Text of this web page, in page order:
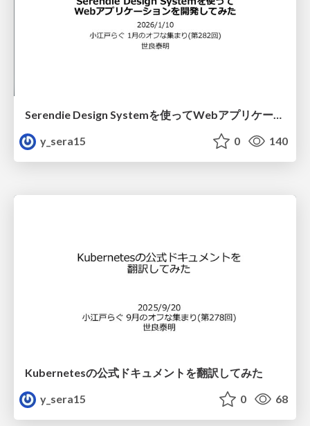
Serendie Design Systemを使ってWebアプリケーションを開発してみた
y_sera15
0 140
Kubernetesの公式ドキュメントを翻訳してみた
y_sera15
0 68